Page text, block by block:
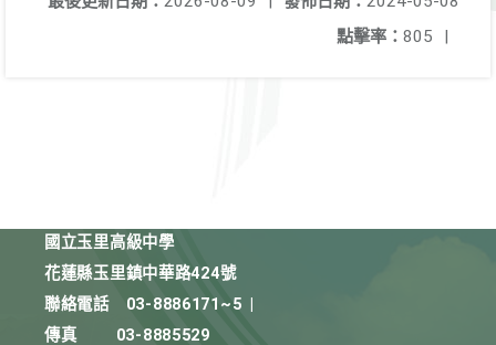
點擊率： 805 |
國立玉里高級中學
花蓮縣玉里鎮中華路424號
聯絡電話
03-8886171~5
傳真
03-8885529